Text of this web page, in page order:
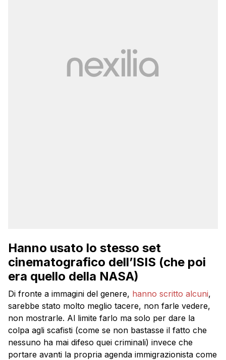
Hanno usato lo stesso set
cinematografico dell’ISIS (che poi
era quello della NASA)
Di fronte a immagini del genere, hanno scritto alcuni,
sarebbe stato molto meglio tacere, non farle vedere,
non mostrarle. Al limite farlo ma solo per dare la
colpa agli scafisti (come se non bastasse il fatto che
nessuno ha mai difeso quei criminali) invece che
portare avanti la propria agenda immigrazionista come